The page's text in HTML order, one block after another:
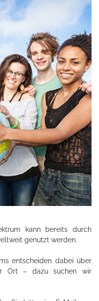
kann bereits durch
genutzt werden.
entscheiden dabei über
Ort – dazu suchen wir